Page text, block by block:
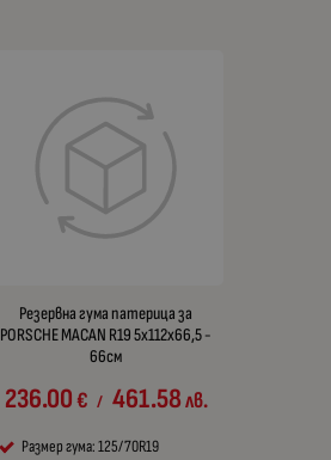
Резервна гума патерица за
PORSCHE MACAN R19 5x112x66,5 -
66см
236.00€ / 461.58лв.
Размер гума: 125/70R19